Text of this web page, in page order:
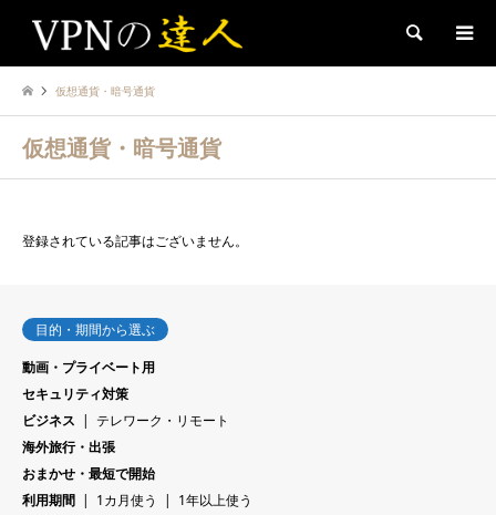
検索
仮想通貨・暗号通貨
仮想通貨・暗号通貨
登録されている記事はございません。
目的・期間から選ぶ
動画・プライベート用
セキュリティ対策
ビジネス
テレワーク・リモート
海外旅行・出張
おまかせ・最短で開始
利用期間
1カ月使う
1年以上使う